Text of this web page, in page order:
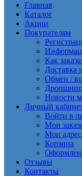
Главная
Каталог
Акции
Покупателям
Как
Доставка
Обмен /
Новости
Личный
Войти в
Мои
Мои
Корзина
Отзывы
Контакты